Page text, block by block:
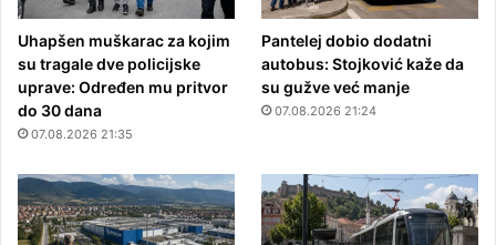
Uhapšen muškarac za kojim
su tragale dve policijske
uprave: Određen mu pritvor
do 30 dana
07.08.2026 21:35
Pantelej dobio dodatni
autobus: Stojković kaže da
su gužve već manje
07.08.2026 21:24